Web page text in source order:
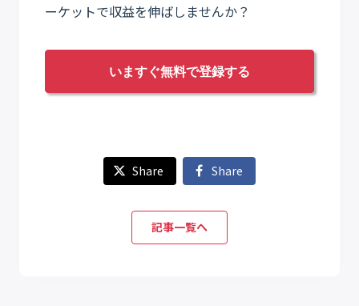
ーケットで収益を伸ばしませんか？
いますぐ無料で登録する
Share Share
記事一覧へ